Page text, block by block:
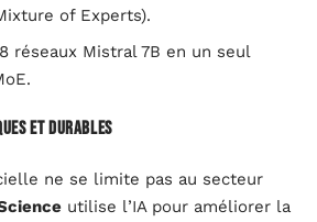
of Experts).
réseaux Mistral 7B en un seul
et durables
ne se limite pas au secteur
utilise l’IA pour améliorer la